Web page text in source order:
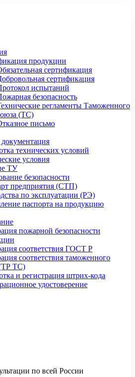
продукции
сертификация
сертификация
испытаний
безопасность
регламенты Таможенного
(ТС)
письмо
технических условий
условия
ТУ
безопасности
предприятия (СТП)
по эксплуатации (РЭ)
паспорта на продукцию
пожарной безопасности
соответствия ГОСТ Р
соответствия таможенного
ТС)
и регистрация штрих-кода
удостоверение
по всей России